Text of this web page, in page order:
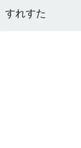
すれすた